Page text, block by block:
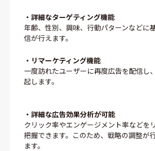
・詳細なターゲティング機能
年齢、性別、興味、行動パターンなどに
信が行えます。
・リマーケティング機能
一度訪れたユーザーに再度広告を配信し
起します。
・詳細な広告効果分析が可能
クリック率やエンゲージメント率などを
把握できます。このため、戦略の調整が
ます。